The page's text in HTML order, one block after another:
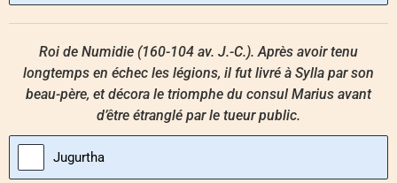
Roi de Numidie (160-104 av. J.-C.). Après avoir tenu
longtemps en échec les légions, il fut livré à Sylla par son
beau-père, et décora le triomphe du consul Marius avant
d’être étranglé par le tueur public.
Jugurtha